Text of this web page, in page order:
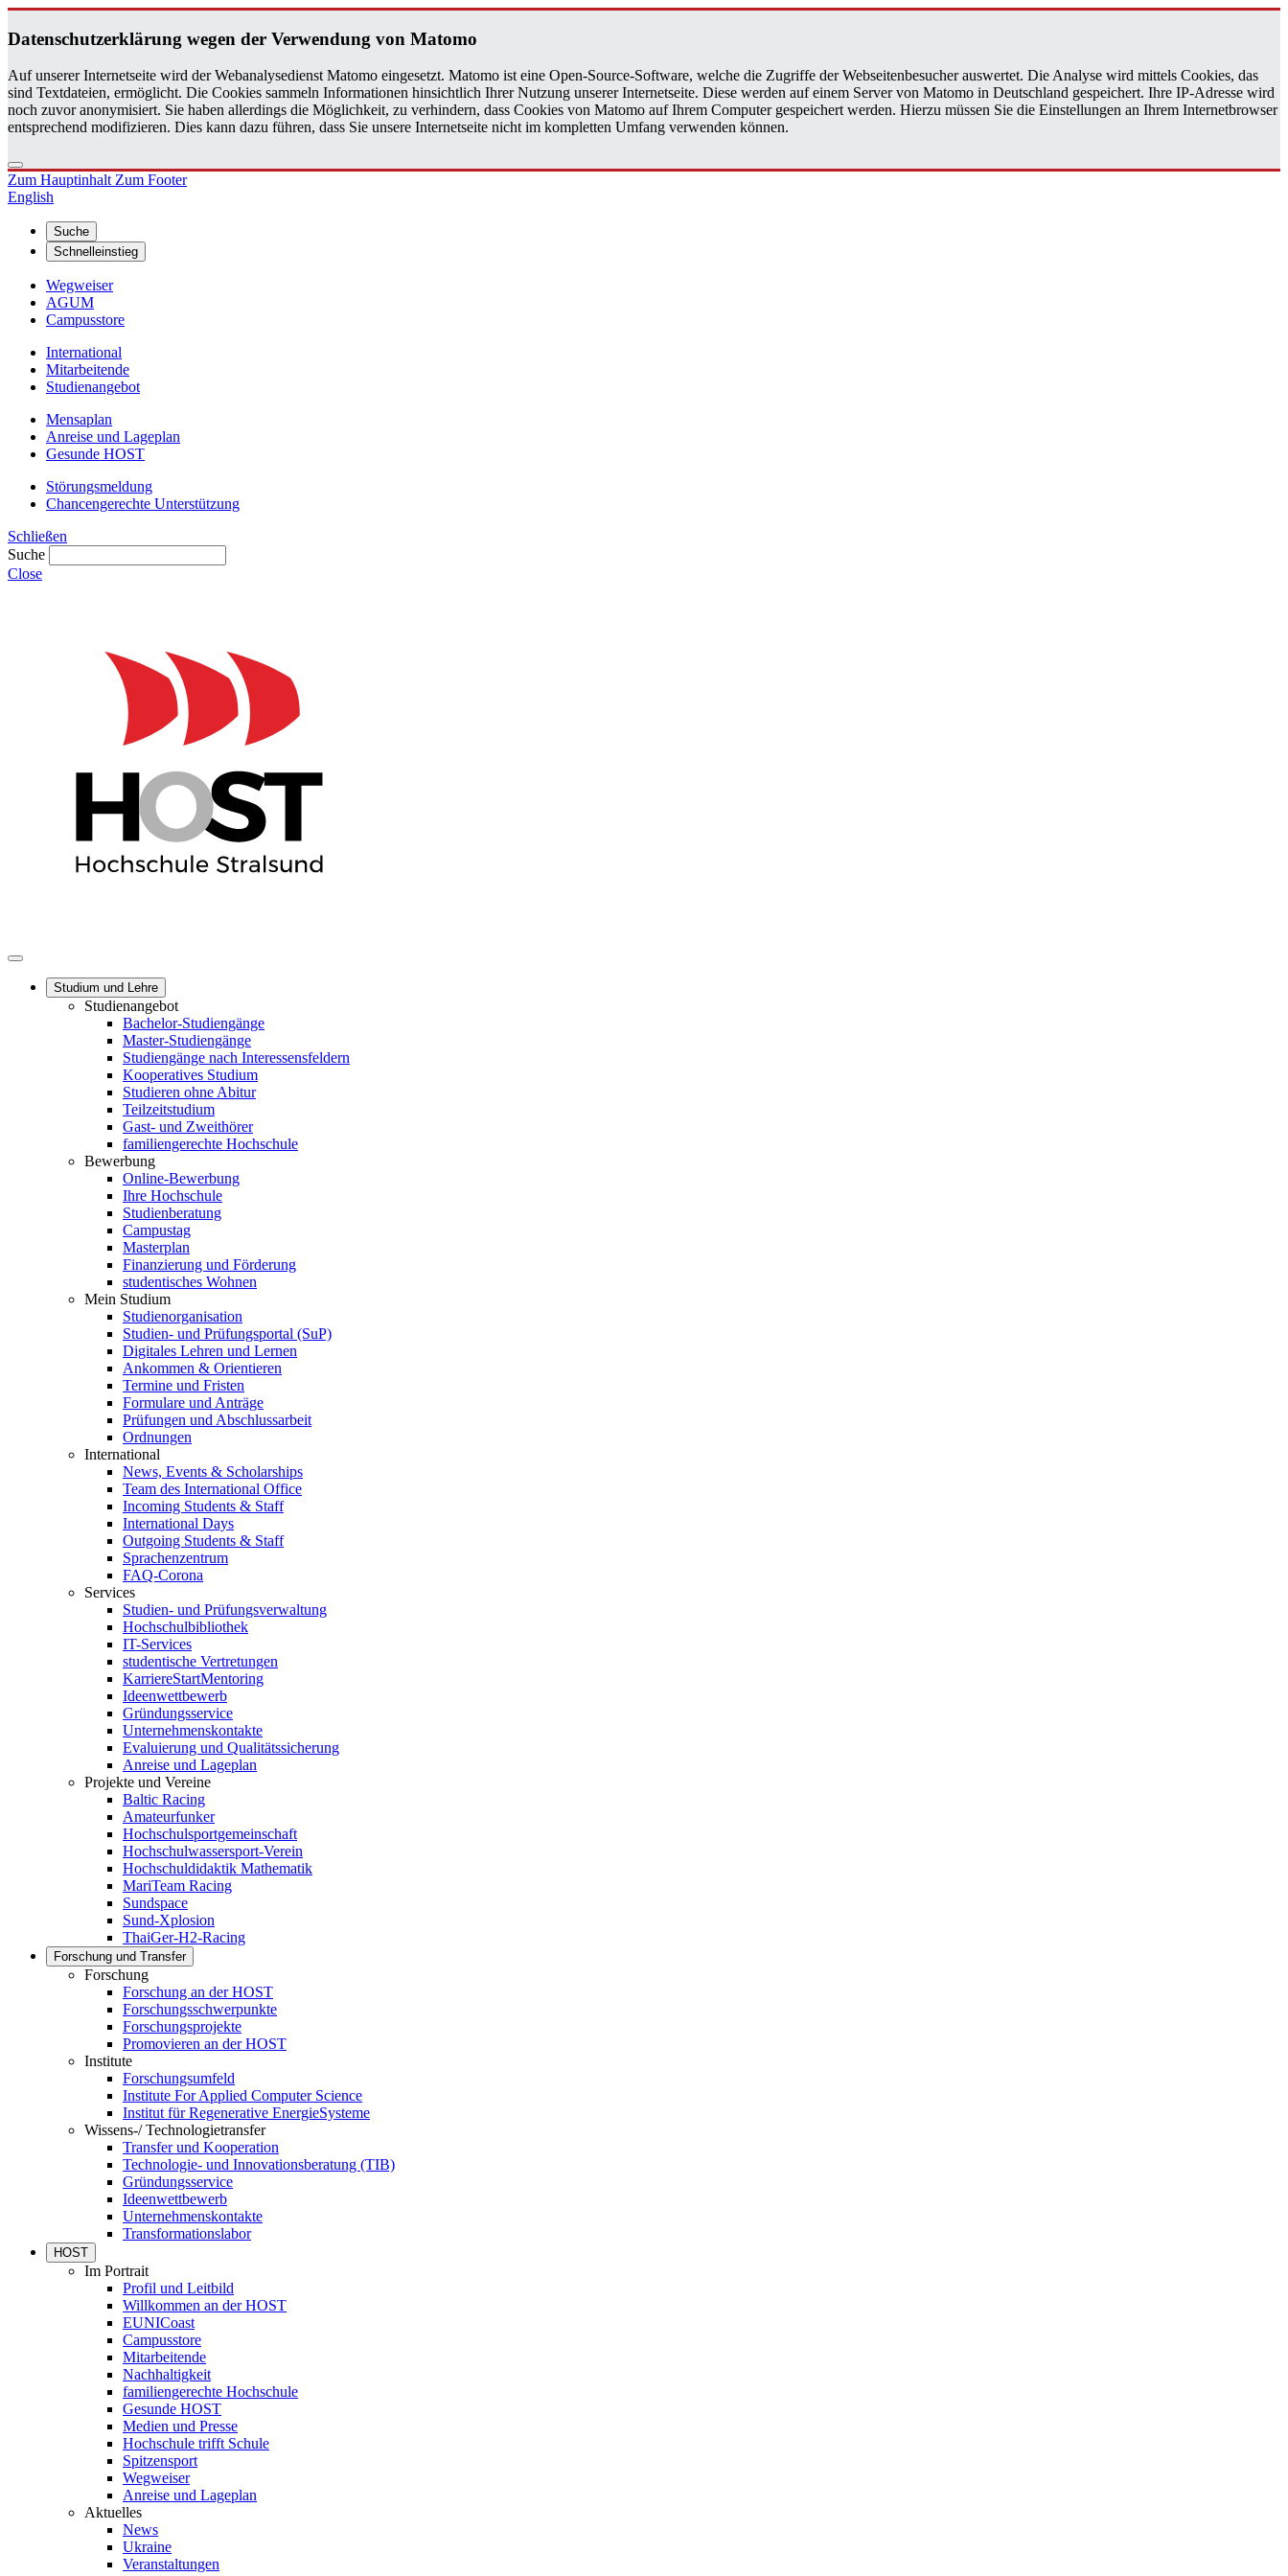
Da­ten­schutz­er­klä­rung wegen der Ver­wen­dung von Ma­to­mo
Auf unserer Internetseite wird der Webanalysedienst Matomo eingesetzt. Matomo ist eine Open-Source-Software, welche die Zugriffe der Webseitenbesucher auswertet. Die Analyse wird mittels Cookies, das
sind Textdateien, ermöglicht. Die Cookies sammeln Informationen hinsichtlich Ihrer Nutzung unserer Internetseite. Diese werden auf einem Server von Matomo in Deutschland gespeichert. Ihre IP-Adresse wird
noch zuvor anonymisiert. Sie haben allerdings die Möglichkeit, zu verhindern, dass Cookies von Matomo auf Ihrem Computer gespeichert werden. Hierzu müssen Sie die Einstellungen an Ihrem Internetbrowser
entsprechend modifizieren. Dies kann dazu führen, dass Sie unsere Internetseite nicht im kompletten Umfang verwenden können.
Zum HauptinhaltZum Footer
English
Suche
Schnelleinstieg
Wegweiser
AGUM
Campusstore
International
Mitarbeitende
Studienangebot
Mensaplan
Anreise und Lageplan
Gesunde HOST
Störungsmeldung
Chancengerechte Unterstützung
Schließen
Suche
Close
Studium und Lehre
Studienangebot
Bachelor-Studiengänge
Master-Studiengänge
Studiengänge nach Interessensfeldern
Kooperatives Studium
Studieren ohne Abitur
Teilzeitstudium
Gast- und Zweithörer
familiengerechte Hochschule
Bewerbung
Online-Bewerbung
Ihre Hochschule
Studienberatung
Campustag
Masterplan
Finanzierung und Förderung
studentisches Wohnen
Mein Studium
Studienorganisation
Studien- und Prüfungsportal (SuP)
Digitales Lehren und Lernen
Ankommen & Orientieren
Termine und Fristen
Formulare und Anträge
Prüfungen und Abschlussarbeit
Ordnungen
International
News, Events & Scholarships
Team des International Office
Incoming Students & Staff
International Days
Outgoing Students & Staff
Sprachenzentrum
FAQ-Corona
Services
Studien- und Prüfungsverwaltung
Hochschulbibliothek
IT-Services
studentische Vertretungen
KarriereStartMentoring
Ideenwettbewerb
Gründungsservice
Unternehmenskontakte
Evaluierung und Qualitätssicherung
Anreise und Lageplan
Projekte und Vereine
Baltic Racing
Amateurfunker
Hochschulsportgemeinschaft
Hochschulwassersport-Verein
Hochschuldidaktik Mathematik
MariTeam Racing
Sundspace
Sund-Xplosion
ThaiGer-H2-Racing
Forschung und Transfer
Forschung
Forschung an der HOST
Forschungsschwerpunkte
Forschungsprojekte
Promovieren an der HOST
Institute
Forschungsumfeld
Institute For Applied Computer Science
Institut für Regenerative EnergieSysteme
Wissens-/ Technologietransfer
Transfer und Kooperation
Technologie- und Innovationsberatung (TIB)
Gründungsservice
Ideenwettbewerb
Unternehmenskontakte
Transformationslabor
HOST
Im Portrait
Profil und Leitbild
Willkommen an der HOST
EUNICoast
Campusstore
Mitarbeitende
Nachhaltigkeit
familiengerechte Hochschule
Gesunde HOST
Medien und Presse
Hochschule trifft Schule
Spitzensport
Wegweiser
Anreise und Lageplan
Aktuelles
News
Ukraine
Veranstaltungen